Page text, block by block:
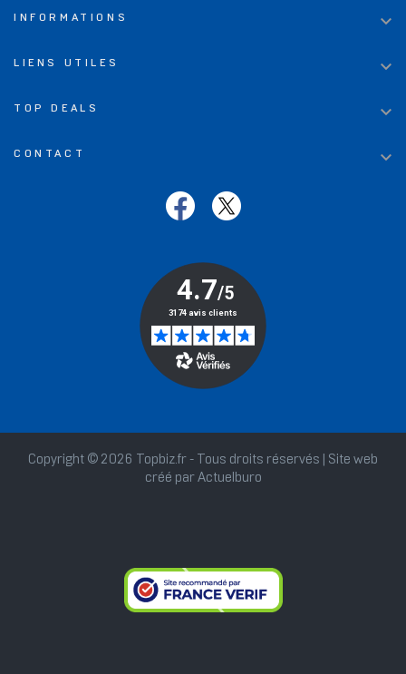
INFORMATIONS 
LIENS UTILES 
TOP DEALS 
CONTACT 
Copyright © 2026 Topbiz.fr - Tous droits réservés | Site web
créé par Actuelburo